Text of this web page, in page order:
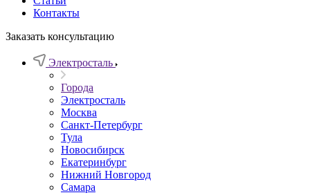
Контакты
Заказать консультацию
Электросталь
Города
Электросталь
Москва
Санкт-Петербург
Тула
Новосибирск
Екатеринбург
Нижний Новгород
Самара